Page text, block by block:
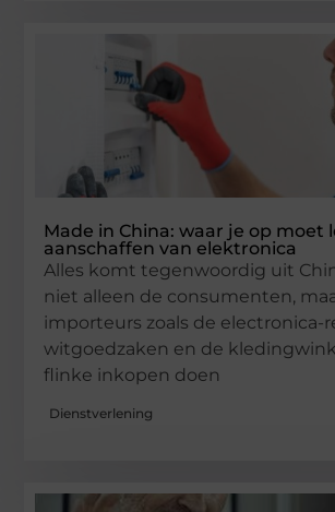
Made in China: waar je op moet
aanschaffen van elektronica
Alles komt tegenwoordig uit
niet alleen de consumenten,
importeurs zoals de electronica-
witgoedzaken en de
flinke inkopen doen
Dienstverlening